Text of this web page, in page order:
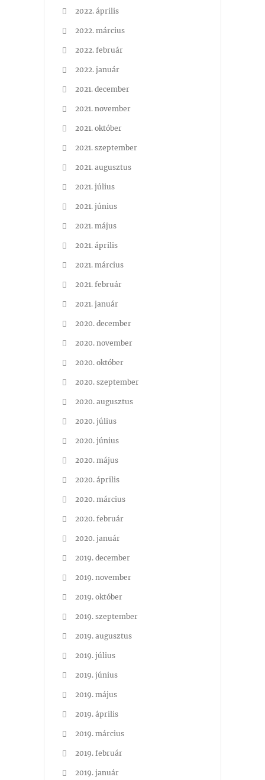
2022. április
2022. március
2022. február
2022. január
2021. december
2021. november
2021. október
2021. szeptember
2021. augusztus
2021. július
2021. június
2021. május
2021. április
2021. március
2021. február
2021. január
2020. december
2020. november
2020. október
2020. szeptember
2020. augusztus
2020. július
2020. június
2020. május
2020. április
2020. március
2020. február
2020. január
2019. december
2019. november
2019. október
2019. szeptember
2019. augusztus
2019. július
2019. június
2019. május
2019. április
2019. március
2019. február
2019. január